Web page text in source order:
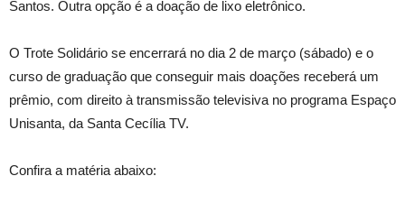
Santos. Outra opção é a doação de lixo eletrônico.
O Trote Solidário se encerrará no dia 2 de março (sábado) e o
curso de graduação que conseguir mais doações receberá um
prêmio, com direito à transmissão televisiva no programa Espaço
Unisanta, da Santa Cecília TV.
Confira a matéria abaixo: